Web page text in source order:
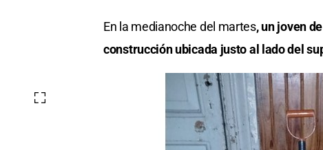
En la medianoche del martes, un joven
construcción ubicada justo al lado del